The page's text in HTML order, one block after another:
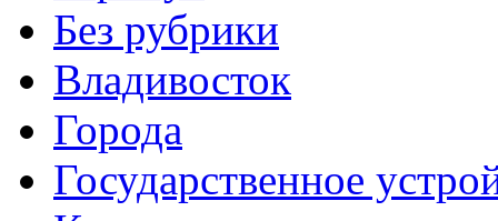
Без рубрики
Владивосток
Города
Государственное